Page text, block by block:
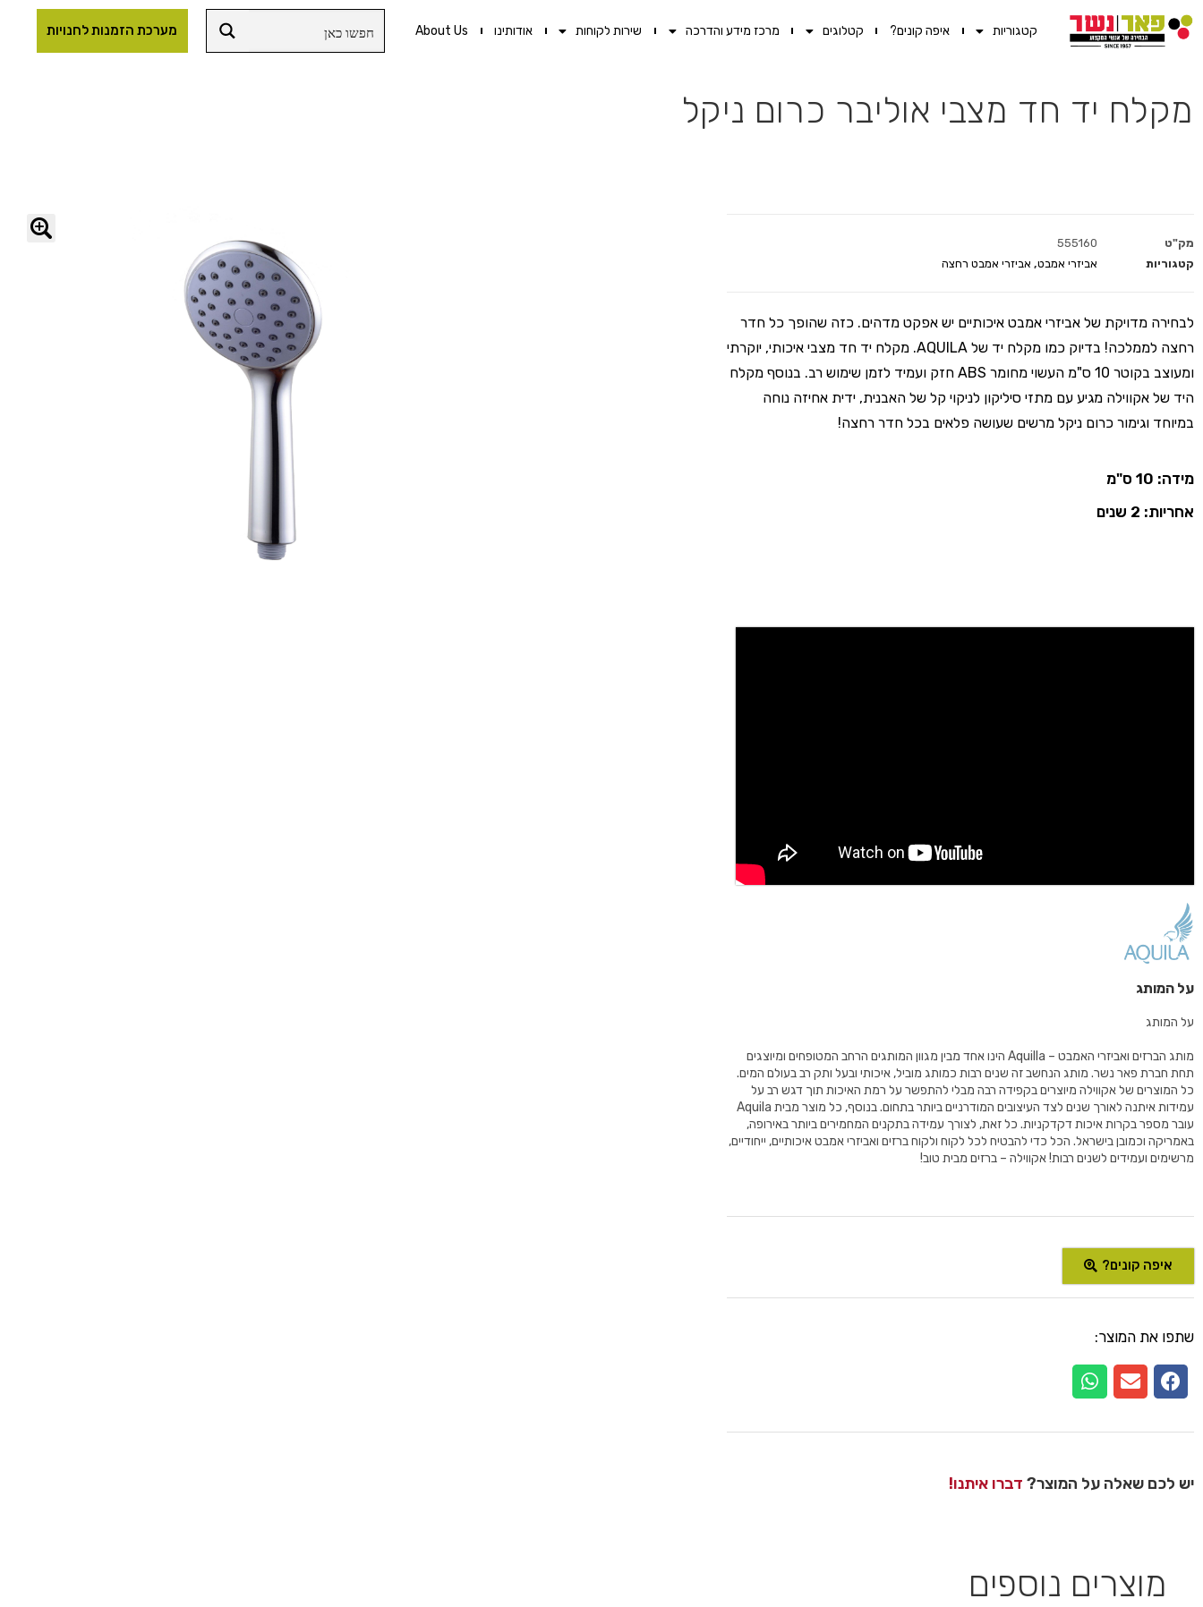
קטגוריות איפה קונים? קטלוגים מרכז מידע והדרכה שירות לקוחות אודותינו About Us מערכת הזמנות לחנויות
מקלח יד חד מצבי אוליבר כרום ניקל
מק"ט
555160
קטגוריות
אביזרי אמבט, אביזרי אמבט רחצה
לבחירה מדויקת של אביזרי אמבט איכותיים יש אפקט מדהים. כזה שהופך כל חדר
רחצה לממלכה! בדיוק כמו מקלח יד של AQUILA. מקלח יד חד מצבי איכותי, יוקרתי
ומעוצב בקוטר 10 ס"מ העשוי מחומר ABS חזק ועמיד לזמן שימוש רב. בנוסף מקלח
היד של אקווילה מגיע עם מתזי סיליקון לניקוי קל של האבנית, ידית אחיזה נוחה
במיוחד וגימור כרום ניקל מרשים שעושה פלאים בכל חדר רחצה!
מידה: 10 ס"מ
אחריות: 2 שנים
על המותג
על המותג
מותג הברזים ואביזרי האמבט – Aquilla הינו אחד מבין מגוון המותגים הרחב המטופחים ומיוצגים
תחת חברת פאר נשר. מותג הנחשב זה שנים רבות כמותג מוביל, איכותי ובעל ותק רב בעולם המים.
כל המוצרים של אקווילה מיוצרים בקפידה רבה מבלי להתפשר על רמת האיכות תוך דגש רב על
עמידות איתנה לאורך שנים לצד העיצובים המודרניים ביותר בתחום. בנוסף, כל מוצר מבית Aquila
עובר מספר בקרות איכות דקדקניות. כל זאת, לצורך עמידה בתקנים המחמירים ביותר באירופה,
באמריקה וכמובן בישראל. הכל כדי להבטיח לכל לקוח ולקוח ברזים ואביזרי אמבט איכותיים, ייחודיים,
מרשימים ועמידים לשנים רבות! אקווילה – ברזים מבית טוב!
איפה קונים?
שתפו את המוצר:
יש לכם שאלה על המוצר? דברו איתנו!
מוצרים נוספים